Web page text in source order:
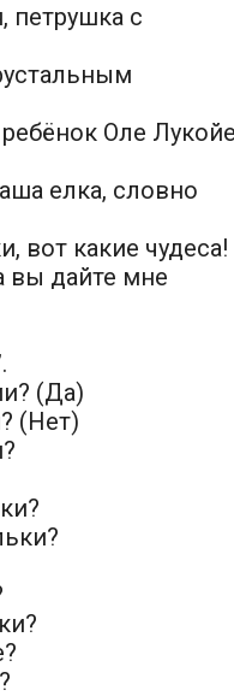
петрушка с
Оле
елка, cловно
вот какие чудеса!
вы дайте мне
(Да)
(Нет)